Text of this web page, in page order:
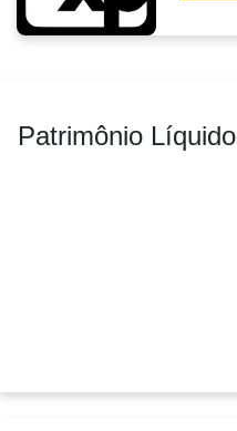
Patrimônio Líquido